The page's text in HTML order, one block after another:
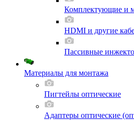
Комплектующие и
HDMI и другие
Пассивные
Материалы для монтажа
Пигтейлы оптические
Адаптеры оптические